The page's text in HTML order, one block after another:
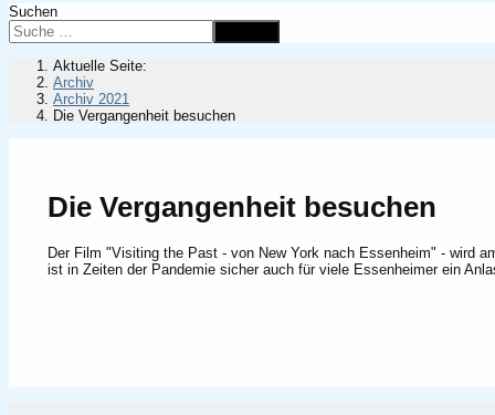
Suchen
Aktuelle Seite:
Archiv
Archiv 2021
Die Vergangenheit besuchen
Die Vergangenheit besuchen
Der Film "Visiting the Past - von New York nach Essenheim" - wird
ist in Zeiten der Pandemie sicher auch für viele Essenheimer ein